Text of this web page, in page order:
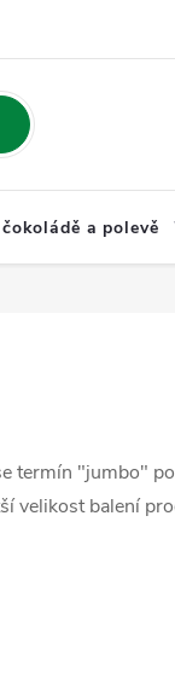
a polevě
termín "jumbo"
velikost balení